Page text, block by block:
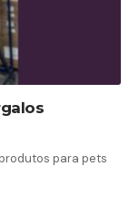
para pets